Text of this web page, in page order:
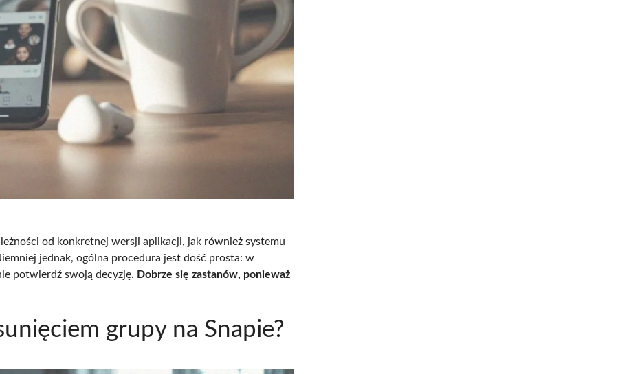
od konkretnej wersji aplikacji, jak również systemu
jednak, ogólna procedura jest dość prosta: w
potwierdź swoją decyzję. Dobrze się zastanów, ponieważ
grupy na Snapie?